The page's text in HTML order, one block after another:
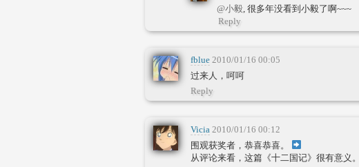
@小毅, 很多年没看到小毅了啊~~~
Reply
fblue 2010/01/16 00:05
过来人，呵呵
Reply
Vicia 2010/01/16 00:12
围观获奖者，恭喜恭喜。
从评论来看，这篇《十二国记》很有意义。